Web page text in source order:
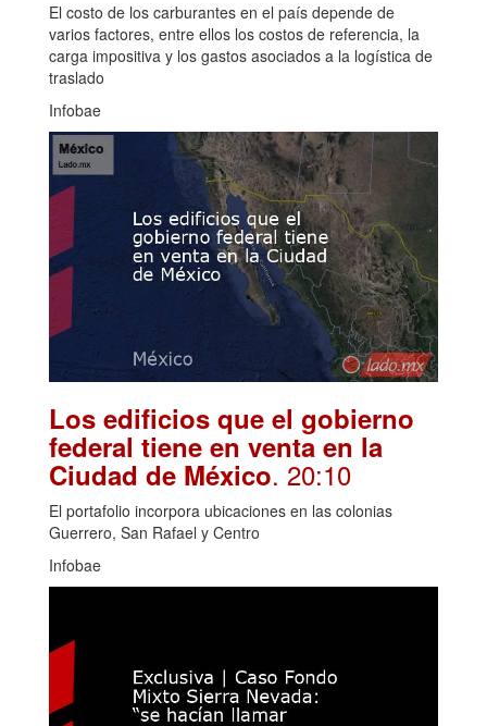
El costo de los carburantes en el país depende de
varios factores, entre ellos los costos de referencia, la
carga impositiva y los gastos asociados a la logística de
traslado
Infobae
Los edificios que el gobierno
federal tiene en venta en la
Ciudad de México. 20:10
El portafolio incorpora ubicaciones en las colonias
Guerrero, San Rafael y Centro
Infobae